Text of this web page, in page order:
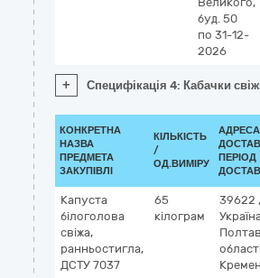
буд. 50
по 31-12-
2026
+ Специфікація 4: Кабачки
КОНКРЕТНА
НАЗВА
ПРЕДМЕТА
ЗАКУПІВЛІ
КІЛЬКІСТЬ
/
ОД.ВИМІРУ
АДРЕСА
ПЕРІОД
Капуста
білоголова
свіжа,
ранньостигла,
ДСТУ 7037
65
кілограм
39622 ,